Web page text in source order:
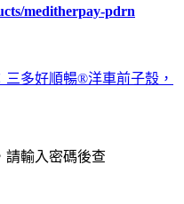
meditherpay-pdrn
三多好順暢®洋車前子殼，
請輸入密碼後查